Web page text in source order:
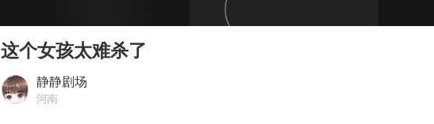
“南湖号”盾构机下线
泰国初中生饮弹自尽前开了26枪
这个女孩太难杀了
静静剧场
河南